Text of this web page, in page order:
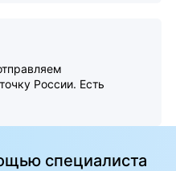
России. Есть
специалиста